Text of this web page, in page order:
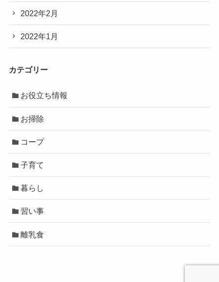
2022年2月
2022年1月
カテゴリー
お役立ち情報
お掃除
コープ
子育て
暮らし
習い事
離乳食